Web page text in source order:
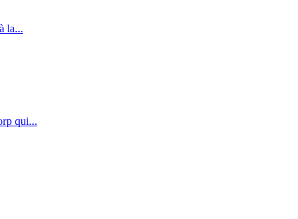
la...
qui...